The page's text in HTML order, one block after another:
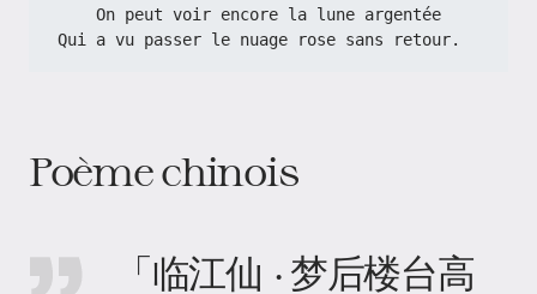
    On peut voir encore la lune argentée
Qui a vu passer le nuage rose sans retour.
Poème chinois
「临江仙 · 梦后楼台高